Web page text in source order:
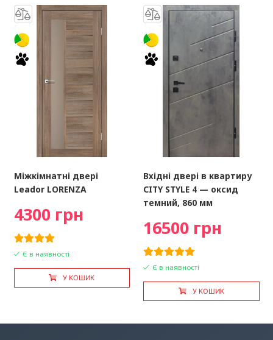
Міжкімнатні двері
Leador LORENZA
4300 грн
Є в наявності
У КОШИК
Вхідні двері в квартиру
CITY STYLE 4 — оксид
темний, 860 мм
16500 грн
Є в наявності
У КОШИК